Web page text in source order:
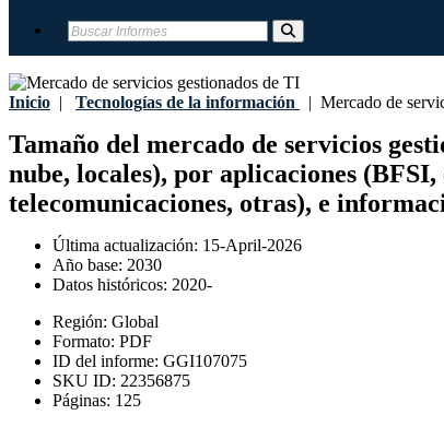
Inicio | Tecnologías de la información | Mercado de
Tamaño del mercado de servicios
nube, locales), por aplicaciones
telecomunicaciones, otras), e
Última actualización: 15-April-2026
Año base: 2030
Datos históricos: 2020-
Región: Global
Formato: PDF
ID del informe: GGI107075
SKU ID: 22356875
Páginas: 125